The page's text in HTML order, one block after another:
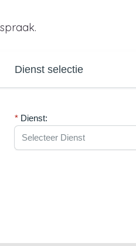
Dienst selectie
Dienst: